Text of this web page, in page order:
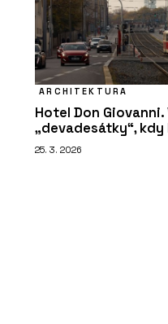
ARCHITEKTURA
Hotel Don
„devadesátky“,
25. 3. 2026